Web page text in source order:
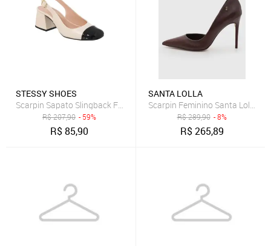
STESSY SHOES
Scarpin Sapato Slingback Feminino Salto Grosso Bico Quadrado Off
R$207,90 - 59%
R$85,90
SANTA LOLLA
Scarpin Feminino Santa Lolla
R$289,90 - 8%
R$265,89